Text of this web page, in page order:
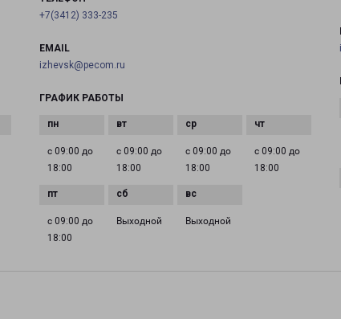
+7(3412) 333-235
EMAIL
izhevsk@pecom.ru
ГРАФИК РАБОТЫ
с 09:00 до
18:00
с 09:00 до
18:00
с 09:00 до
18:00
с 09:00 до
18:00
с 09:00 до
18:00
Выходной Выходной